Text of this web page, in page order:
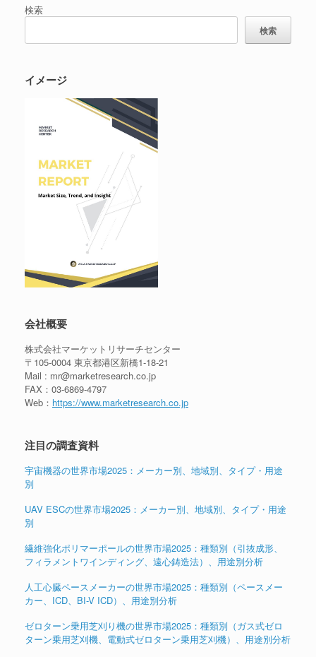
検索
検索
イメージ
会社概要
株式会社マーケットリサーチセンター
〒105-0004 東京都港区新橋1-18-21
Mail : mr@marketresearch.co.jp
FAX：03-6869-4797
Web： https://www.marketresearch.co.jp
注目の調査資料
宇宙機器の世界市場2025：メーカー別、地域別、タイプ・用途
別
UAV ESCの世界市場2025：メーカー別、地域別、タイプ・用途
別
繊維強化ポリマーポールの世界市場2025：種類別（引抜成形、
フィラメントワインディング、遠心鋳造法）、用途別分析
人工心臓ペースメーカーの世界市場2025：種類別（ペースメー
カー、ICD、BI-V ICD）、用途別分析
ゼロターン乗用芝刈り機の世界市場2025：種類別（ガス式ゼロ
ターン乗用芝刈機、電動式ゼロターン乗用芝刈機）、用途別分析